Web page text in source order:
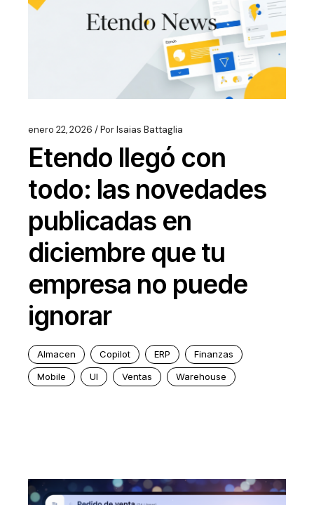
enero 22, 2026 PorIsaias Battaglia
Etendo llegó con
todo: las novedades
publicadas en
diciembre que tu
empresa no puede
ignorar
Almacen Copilot ERP
Finanzas
Mobile
UI Ventas Warehouse